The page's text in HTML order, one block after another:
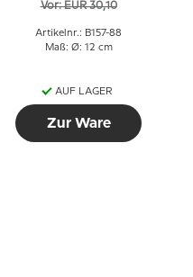
Vor: EUR 30,10
Artikelnr.: B157-88
Maß: Ø: 12 cm
AUF LAGER
Zur Ware